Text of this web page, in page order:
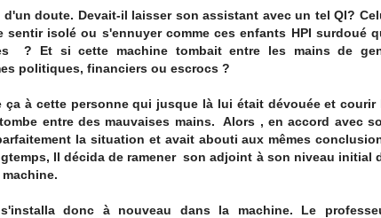
doute. Devait-il laisser son assistant avec un tel QI?
isolé ou s'ennuyer comme ces enfants HPI surdoué
? Et si cette machine tombait entre les mains de
politiques, financiers ou escrocs ?
ça à cette personne qui jusque là lui était dévouée et courir
entre des mauvaises mains. Alors , en accord avec
la situation et avait abouti aux mêmes
Il décida de ramener son adjoint à son niveau initial
donc à nouveau dans la machine. Le